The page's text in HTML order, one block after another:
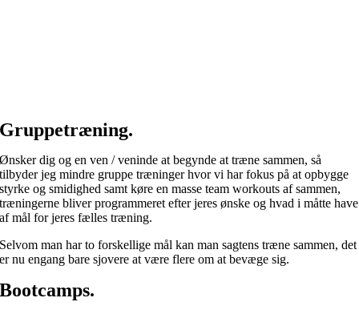
Gruppetræning.
Ønsker dig og en ven / veninde at begynde at træne sammen, så
tilbyder jeg mindre gruppe træninger hvor vi har fokus på at opbygge
styrke og smidighed samt køre en masse team workouts af sammen,
træningerne bliver programmeret efter jeres ønske og hvad i måtte have
af mål for jeres fælles træning.
Selvom man har to forskellige mål kan man sagtens træne sammen, det
er nu engang bare sjovere at være flere om at bevæge sig.
Bootcamps.